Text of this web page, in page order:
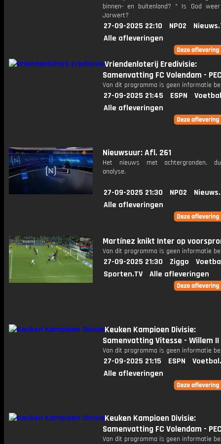
binnen- en buitenland? * Is God
Jorwert?
27-09-2025 22:10 NPO2
Alle afleveringen
Vriendenloterij Eredivisie:
Samenvatting FC Volendam -
Van dit programma is geen informatie
27-09-2025 21:45 ESPN
Alle afleveringen
Nieuwsuur: Afl. 261
Het nieuws met achtergronden,
analyse.
27-09-2025 21:30 NPO2
Alle afleveringen
Martínez knikt Inter op
Van dit programma is geen informatie
27-09-2025 21:30 Ziggo
Sporten.TV
Alle afleveringen
Keuken Kampioen Divisie:
Samenvatting Vitesse - Willem II
Van dit programma is geen informatie
27-09-2025 21:15 ESPN
Alle afleveringen
Keuken Kampioen Divisie:
Samenvatting FC Volendam -
Van dit programma is geen informatie